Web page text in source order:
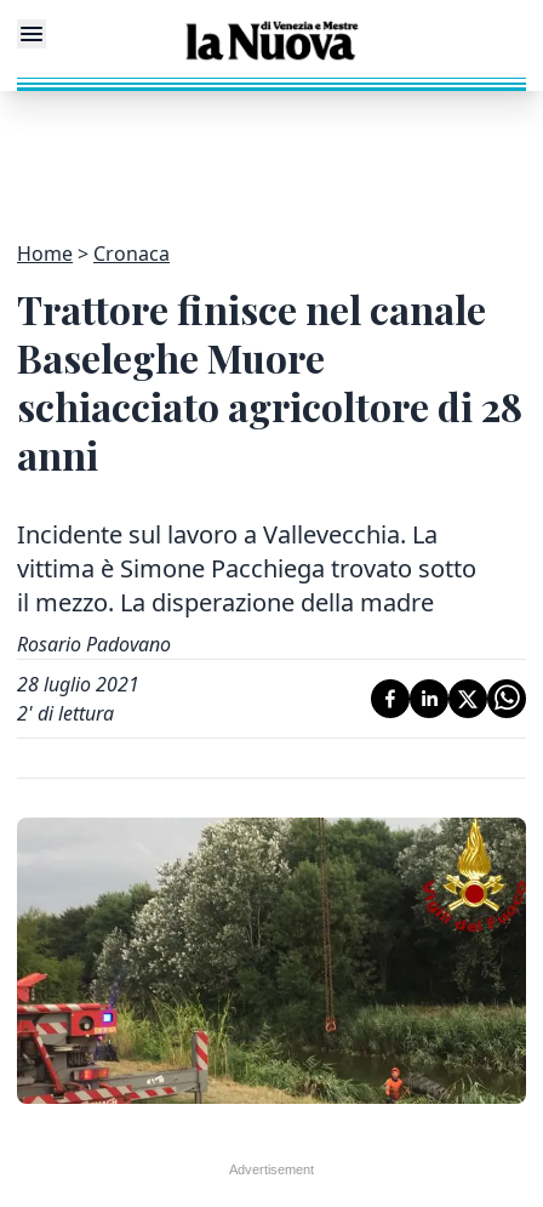
Home Cronaca
Trattore finisce nel canale
Baseleghe Muore
schiacciato agricoltore di 28
anni
Incidente sul lavoro a Vallevecchia. La
vittima è Simone Pacchiega trovato sotto
il mezzo. La disperazione della madre
Rosario Padovano
28 luglio 2021
2' di lettura